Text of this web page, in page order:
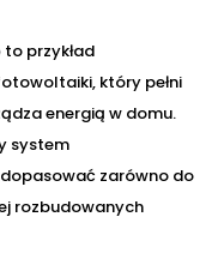
to przykład
który pełni
energią w domu.
system
zarówno do
rozbudowanych